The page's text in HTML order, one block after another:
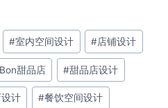
#室内空间设计 #店铺设计
甜品店 #甜品店设计
计 #餐饮空间设计